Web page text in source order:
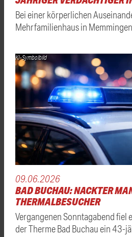
Bei einer körperlichen
Mehrfamilienhaus in
KI-Symbolbild
09.06.2026
BAD BUCHAU: NACKTER
THERMALBESUCHER
Vergangenen Sonntagabend fiel
der Therme Bad Buchau ein 43-